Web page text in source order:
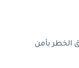
الخطر بأمن